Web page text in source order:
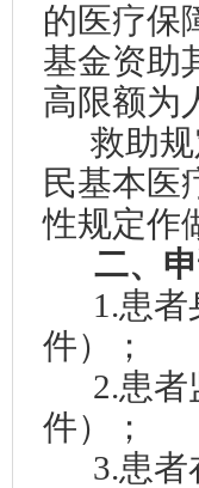
的医疗保
基金资助
高限额为
救助
民基本医
性规定作
二、
1.患
件）；
2.患者
件）；
3.患